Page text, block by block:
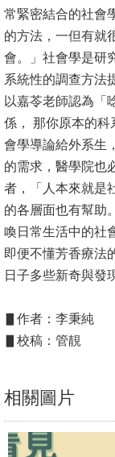
常緊密結合的社會
的方法，一但有就
會。」社會學是研
系統性的調查方法
以嘉苓老師認為「
係， 那你原本的科
會學導論給外系生
的需求，醫學院也
者，「人本來就是
的各層面也有幫助
喚日常生活中的社
即便不懂芳香療法
日子多些新奇與發
▋作者：李秉純
▋校稿：管靚
相關圖片